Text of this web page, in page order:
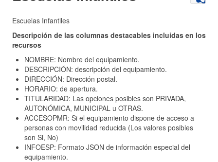
Escuelas Infantiles
Descripción de las columnas destacables incluidas en los
recursos
NOMBRE: Nombre del equipamiento.
DESCRIPCIÓN: descripción del equipamiento.
DIRECCIÓN: Dirección postal.
HORARIO: de apertura.
TITULARIDAD: Las opciones posibles son PRIVADA,
AUTONÓMICA, MUNICIPAL u OTRAS.
ACCESOPMR: Si el equipamiento dispone de acceso a
personas con movilidad reducida (Los valores posibles
son Si, No)
INFOESP: Formato JSON de información especial del
equipamiento.